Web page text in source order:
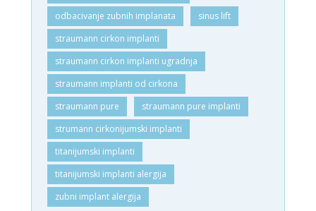
odbacivanje zubnih implanata
sinus lift
straumann cirkon implanti
straumann cirkon implanti ugradnja
straumann implanti od cirkona
straumann pure
straumann pure implanti
strumann cirkonijumski implanti
titanijumski implanti
titanijumski implanti alergija
zubni implant alergija